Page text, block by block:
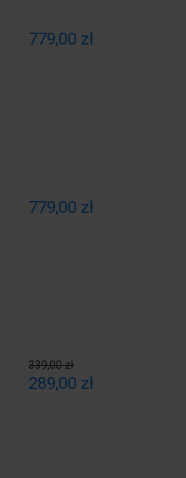
779,00 zł
779,00 zł
289,00 zł
339,00 zł